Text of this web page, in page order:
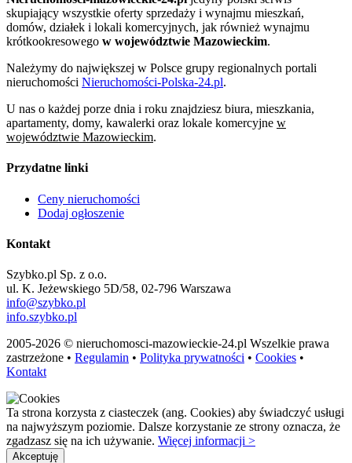
skupiający wszystkie oferty sprzedaży i wynajmu mieszkań,
domów, działek i lokali komercyjnych, jak również wynajmu
krótkookresowego w województwie Mazowieckim.
Należymy do największej w Polsce grupy regionalnych portali
nieruchomości Nieruchomości-Polska-24.pl.
U nas o każdej porze dnia i roku znajdziesz biura, mieszkania,
apartamenty, domy, kawalerki oraz lokale komercyjne w
województwie Mazowieckim.
Przydatne linki
Ceny nieruchomości
Dodaj ogłoszenie
Kontakt
Szybko.pl Sp. z o.o.
ul. K. Jeżewskiego 5D/58, 02-796 Warszawa
info@szybko.pl
info.szybko.pl
2005-2026 © nieruchomosci-mazowieckie-24.pl Wszelkie prawa
zastrzeżone • Regulamin • Polityka prywatności • Cookies •
Kontakt
Ta strona korzysta z ciasteczek (ang. Cookies) aby świadczyć usługi
na najwyższym poziomie. Dalsze korzystanie ze strony oznacza, że
zgadzasz się na ich używanie. Więcej informacji >
Akceptuję